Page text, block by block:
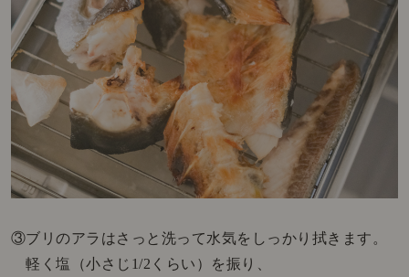
③ブリのアラはさっと洗って水気をしっかり拭きます。
軽く塩（小さじ1/2くらい）を振り、